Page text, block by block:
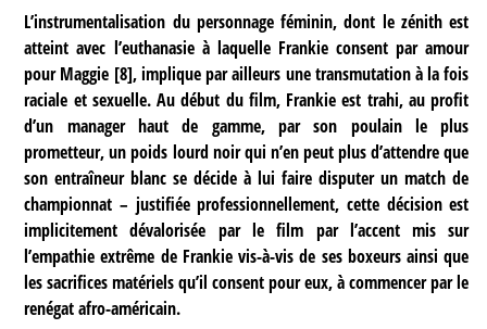
L’instrumentalisation du personnage féminin, dont le zénith est
atteint avec l’euthanasie à laquelle Frankie consent par amour
pour Maggie [8], implique par ailleurs une transmutation à la fois
raciale et sexuelle. Au début du film, Frankie est trahi, au profit
d’un manager haut de gamme, par son poulain le plus
prometteur, un poids lourd noir qui n’en peut plus d’attendre que
son entraîneur blanc se décide à lui faire disputer un match de
championnat – justifiée professionnellement, cette décision est
implicitement dévalorisée par le film par l’accent mis sur
l’empathie extrême de Frankie vis-à-vis de ses boxeurs ainsi que
les sacrifices matériels qu’il consent pour eux, à commencer par le
renégat afro-américain.